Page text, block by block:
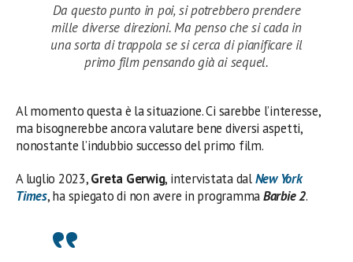
Da questo punto in poi, si potrebbero prendere
mille diverse direzioni. Ma penso che si cada in
una sorta di trappola se si cerca di pianificare il
primo film pensando già ai sequel.
Al momento questa è la situazione. Ci sarebbe l’interesse,
ma bisognerebbe ancora valutare bene diversi aspetti,
nonostante l’indubbio successo del primo film.
A luglio 2023,Greta Gerwig, intervistata dalNew York
Times, ha spiegato di non avere in programmaBarbie 2.